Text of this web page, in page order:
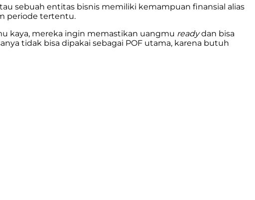
sebuah entitas bisnis memiliki kemampuan finansial alias
periode tertentu.
kaya, mereka ingin memastikan uangmu readydan bisa
tidak bisa dipakai sebagai POF utama, karena butuh